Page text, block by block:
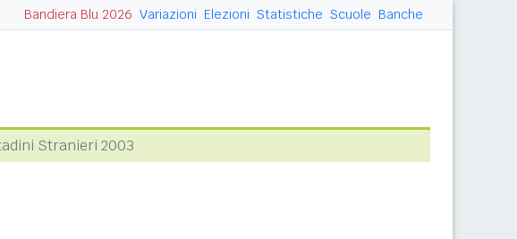
Bandiera Blu 2026 Variazioni Elezioni Statistiche Scuole Banche
Stranieri 2003